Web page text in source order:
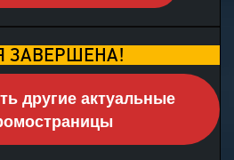
ЗАВЕРШЕНА!
другие актуальные